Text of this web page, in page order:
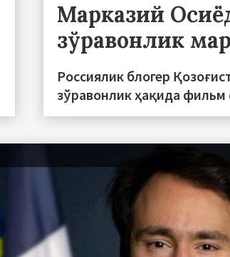
Марказий
зўравонлик
Россиялик блогер
зўравонлик ҳақида фильм